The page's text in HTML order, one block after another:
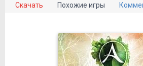
Скачать Похожие игры